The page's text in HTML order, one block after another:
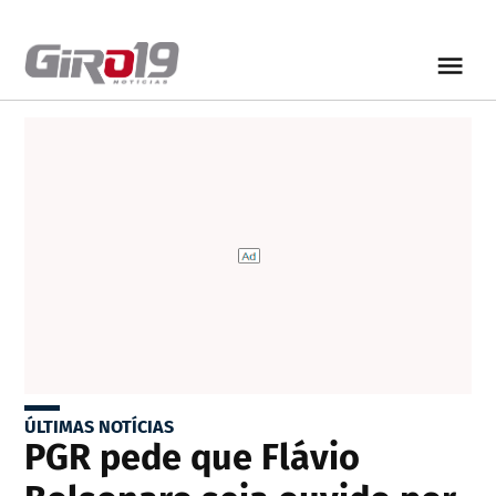
ÚLTIMAS NOTÍCIAS
PGR pede que Flávio